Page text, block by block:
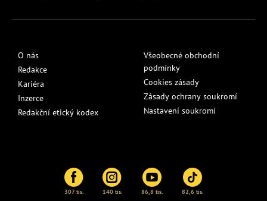
O nás
Redakce
Kariéra
Inzerce
Redakční etický kodex
Všeobecné obchodní
podmínky
Cookies zásady
Zásady ochrany soukromí
Nastavení soukromí
307 tis. 140 tis. 86,8 tis. 82,6 tis.